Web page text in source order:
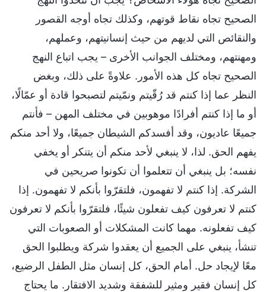
الصحيح تجاه نقاط قوتهم، وكذلك تجاه أوجه القصور
والنقائص التي لديهم من حيث إنسانيتهم، وعملهم،
ومهنتهم، ومختلف الجوانب الأخرى – يجب اتباع النهج
الصحيح تجاه كل هذه الأمور. علاوةً على ذلك، وبغض
النظر عما إذا كنتم قد رُقّيتم ونمّيتم لتصبحوا قادة أو عمّالًا،
أو ما إذا كنتم أفرادًا موهوبين في مختلف المهن – فأنتم
جميعًا عاديون، وقد أفسدكم الشيطان جميعًا، ولا أحد منكم
يفهم الحق. لذا، لا ينبغي لأحد منكم أن يتنكر أو يخفي
نفسه؛ بل ينبغي أن تتعلموا أن تكونوا صريحين في
الشركة. إذا كنتم لا تفهمون، فلتقرّوا بأنكم لا تفهمون. إذا
كنتم لا تعرفون كيف تفعلون شيئًا، فلتقرّوا بأنكم لا تعرفون
كيف تفعلونه. مهما كانت المشكلات أو الصعوبات التي
تنشأ، ينبغي على الجميع أن يعقدوا شركة ويطلبوا الحق
معًا لإيجاد حل. أمام الحق، كل إنسان مثل الطفل الرضيع،
كل إنسان فقير ومثير للشفقة وشديد الافتقار. ما يحتاج